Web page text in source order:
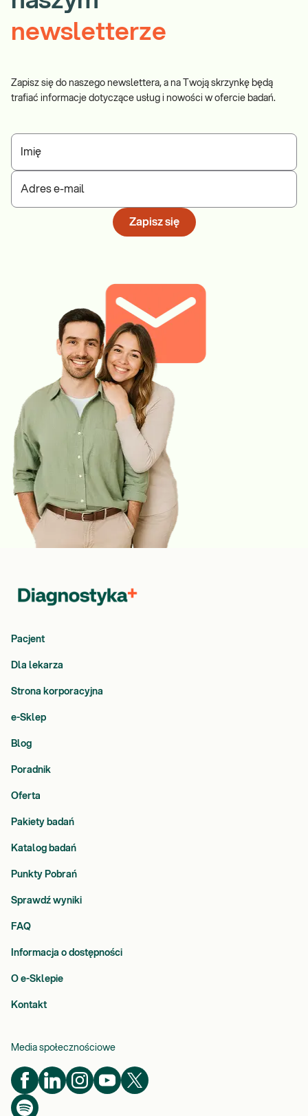
newsletterze
Zapisz się do naszego newslettera, a na Twoją skrzynkę będą
trafiać informacje dotyczące usług i nowości w ofercie badań.
Imię
Adres e-mail
Zapisz się
Pacjent
Dla lekarza
Strona korporacyjna
e-Sklep
Blog
Poradnik
Oferta
Pakiety badań
Katalog badań
Punkty Pobrań
Sprawdź wyniki
FAQ
Informacja o dostępności
O e-Sklepie
Kontakt
Media społecznościowe